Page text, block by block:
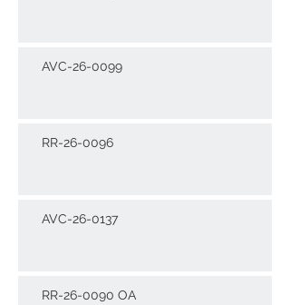
AVC-26-0099
RR-26-0096
AVC-26-0137
RR-26-0090 OA